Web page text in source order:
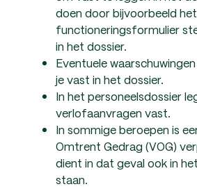
doen door bijvoorbeeld het
functioneringsformulier
in het dossier.
Eventuele
je vast in het dossier.
In het personeelsdossier
verlofaanvragen vast.
In sommige beroepen is
Omtrent Gedrag (VOG)
dient in dat geval ook in
staan.